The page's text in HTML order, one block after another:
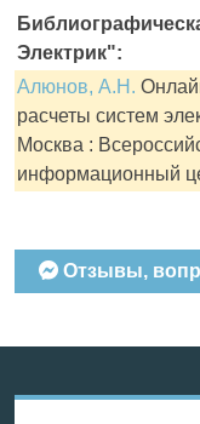
Электрик":
Алюнов, А.Н.
расчеты систем
Москва :
информационный
Отзывы,